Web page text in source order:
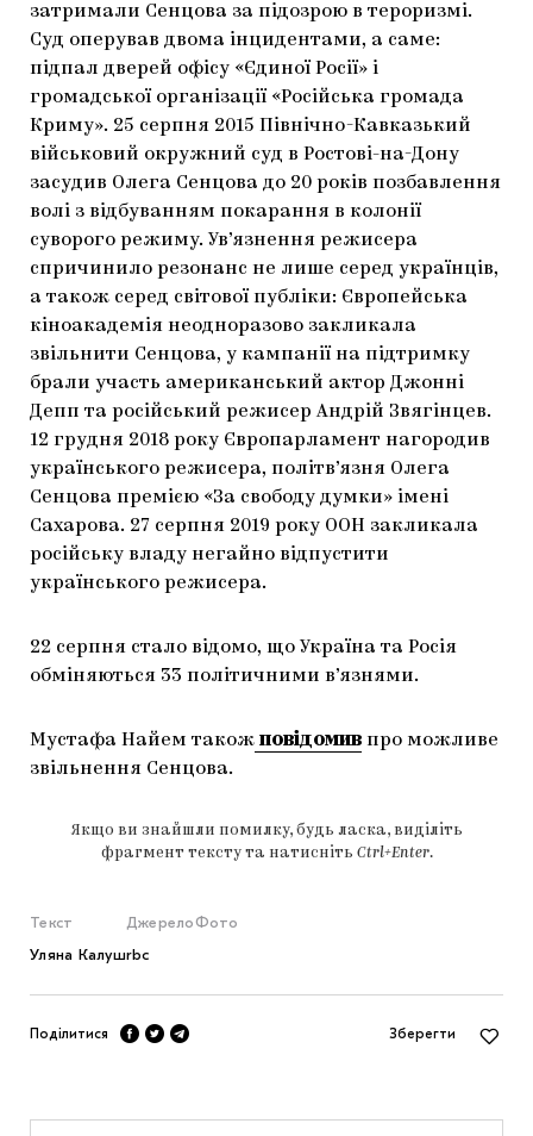
затримали Сенцова за підозрою в тероризмі.
Суд оперував двома інцидентами, а саме:
підпал дверей офісу «Єдиної Росії» і
громадської організації «Російська громада
Криму». 25 серпня 2015 Північно-Кавказький
військовий окружний суд в Ростові-на-Дону
засудив Олега Сенцова до 20 років позбавлення
волі з відбуванням покарання в колонії
суворого режиму. Ув’язнення режисера
спричинило резонанс не лише серед українців,
а також серед світової публіки: Європейська
кіноакадемія неодноразово закликала
звільнити Сенцова, у кампанії на підтримку
брали участь американський актор Джонні
Депп та російський режисер Андрій Звягінцев.
12 грудня 2018 року Європарламент нагородив
українського режисера, політв’язня Олега
Сенцова премією «За свободу думки» імені
Сахарова. 27 серпня 2019 року ООН закликала
російську владу негайно відпустити
українського режисера.
22 серпня стало відомо, що Україна та Росія
обміняються 33 політичними в’язнями.
Мустафа Найем також повідомив про можливе
звільнення Сенцова.
Якщо ви знайшли помилку, будь ласка, виділіть
фрагмент тексту та натисніть Ctrl+Enter.
Текст
Уляна Калуш
Джерело
rbc
Фото
Поділитися Зберегти